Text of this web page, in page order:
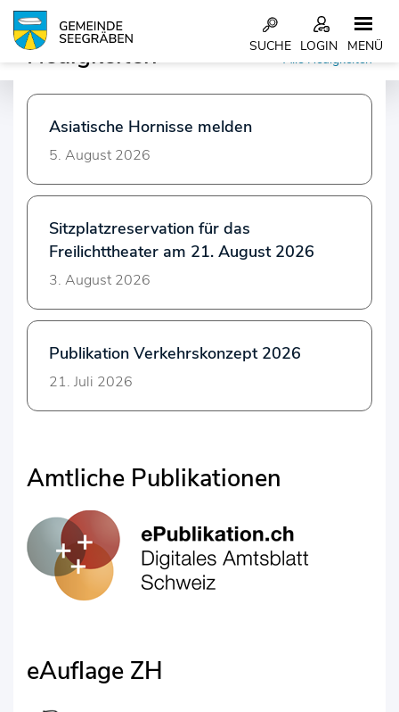
Kopfzeile
LOGIN
SUCHE MENÜ
Inhalt
Neuigkeiten
Asiatische Hornisse melden
5. August 2026
Sitzplatzreservation für das
Freilichttheater am 21. August 2026
3. August 2026
Publikation Verkehrskonzept 2026
21. Juli 2026
Alle Neuigkeiten
Amtliche Publikationen
eAuflage ZH